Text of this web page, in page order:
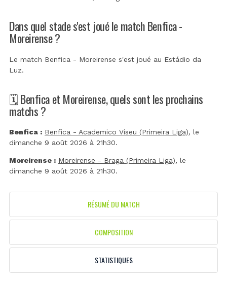
Dans quel stade s'est joué le match Benfica -
Moreirense ?
Le match Benfica - Moreirense s'est joué au Estádio da
Luz.
🗓️ Benfica et Moreirense, quels sont les prochains
matchs ?
Benfica : Benfica - Academico Viseu (Primeira Liga), le
dimanche 9 août 2026 à 21h30.
Moreirense : Moreirense - Braga (Primeira Liga), le
dimanche 9 août 2026 à 21h30.
RÉSUMÉ DU MATCH
COMPOSITION
STATISTIQUES